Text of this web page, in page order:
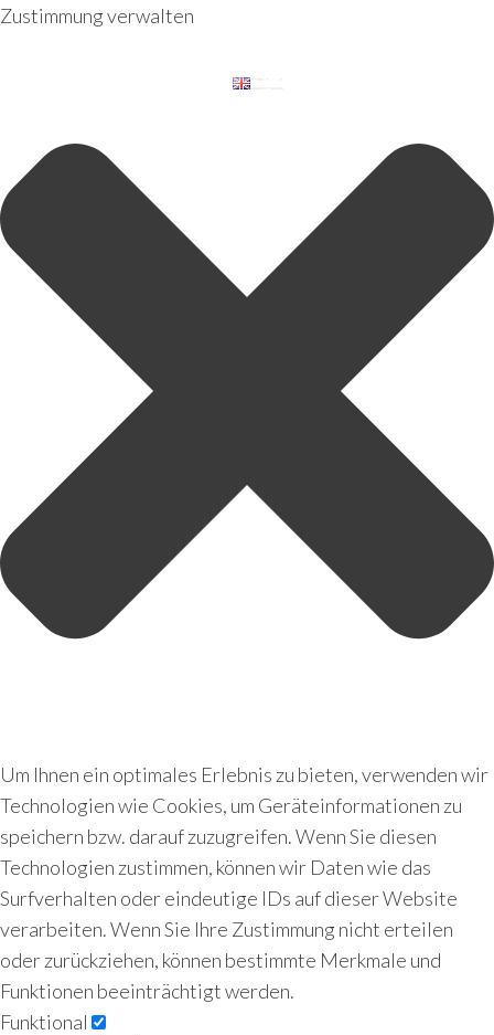
Zustimmung verwalten
Um Ihnen ein optimales Erlebnis zu bieten, verwenden wir
Technologien wie Cookies, um Geräteinformationen zu
speichern bzw. darauf zuzugreifen. Wenn Sie diesen
Technologien zustimmen, können wir Daten wie das
Surfverhalten oder eindeutige IDs auf dieser Website
verarbeiten. Wenn Sie Ihre Zustimmung nicht erteilen
oder zurückziehen, können bestimmte Merkmale und
Funktionen beeinträchtigt werden.
Funktional